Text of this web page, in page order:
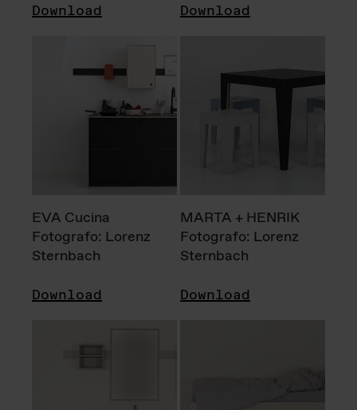
Download Download
EVA Cucina
Fotografo: Lorenz
Sternbach
Download
MARTA + HENRIK
Fotografo: Lorenz
Sternbach
Download